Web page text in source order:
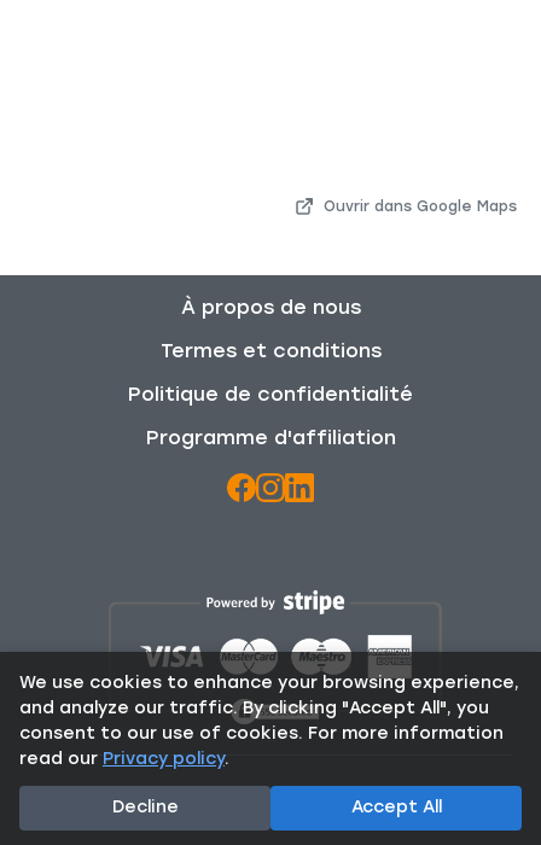
Ouvrir dans Google Maps
À propos de nous
Termes et conditions
Politique de confidentialité
Programme d'affiliation
© 2025 Rent From Locals. All Rights Reserved.
We use cookies to enhance your browsing experience,
and analyze our traffic. By clicking "Accept All", you
consent to our use of cookies. For more information
read our Privacy policy.
Decline Accept All